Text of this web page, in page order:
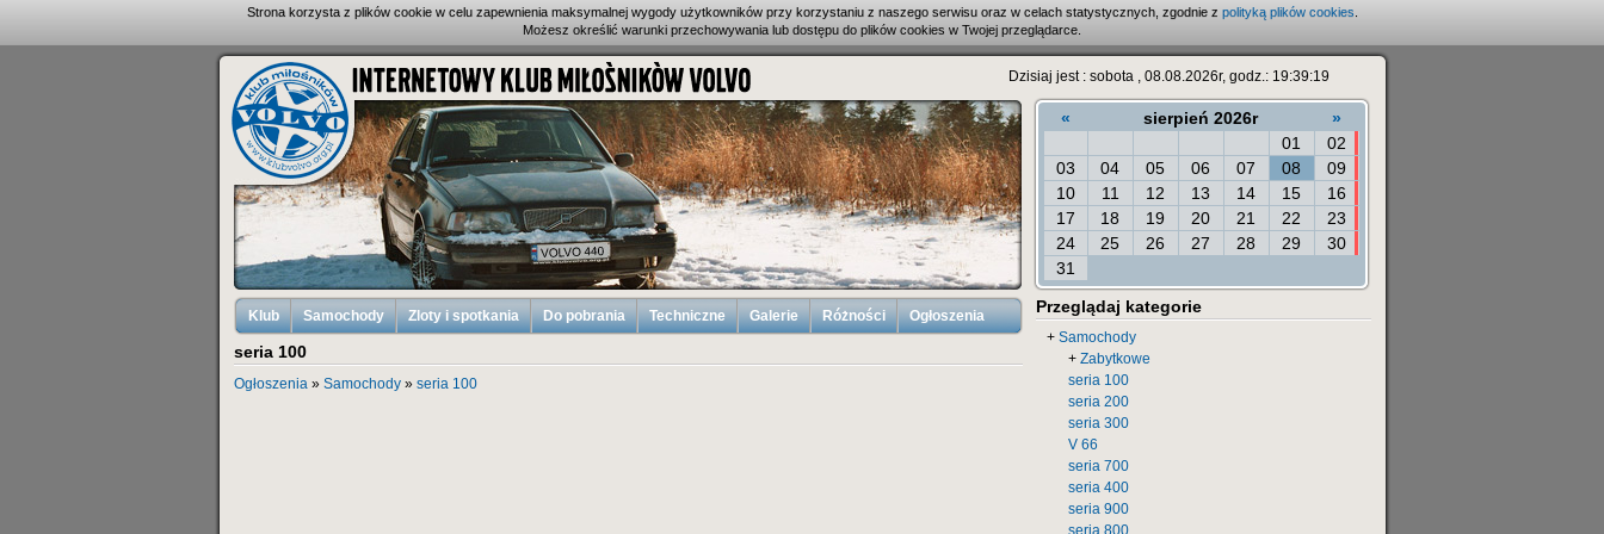
Strona korzysta z plików cookie w celu zapewnienia maksymalnej wygody użytkowników przy korzystaniu z naszego serwisu oraz w celach statystycznych, zgodnie z polityką plików cookies
Możesz określić warunki przechowywania lub dostępu do plików cookies w Twojej przeglądarce.
Dzisiaj jest : sobota , 08.08.2026r, godz.: 19:39:19
« sierpień 2026r
»
01
02
03
04 05 06 07 08
09
10
11 12 13 14 15
16
17
18 19 20 21 22
23
24
25 26 27 28 29
30
31
Klub Samochody Zloty i spotkania Do pobrania Techniczne Galerie Różności Ogłoszenia Przeglądaj kategorie
+ Samochody
+ Zabytkowe
seria 100
seria 200
seria 300
V 66
seria 700
seria 400
seria 900
seria 800
seria 100
Ogłoszenia» Samochody» seria 100